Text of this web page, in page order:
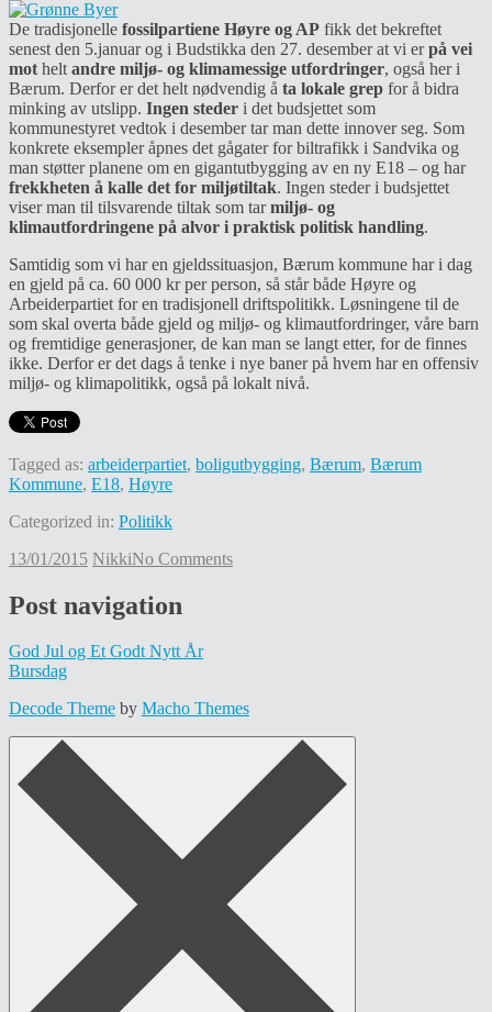
De tradisjonelle fossilpartiene Høyre og AP fikk det bekreftet
senest den 5.januar og i Budstikka den 27. desember at vi erpå vei
mot helt andre miljø- og klimamessige utfordringer, også her i
Bærum. Derfor er det helt nødvendig å ta lokale grep for å bidra
minking av utslipp. Ingen steder i det budsjettet som
kommunestyret vedtok i desember tar man dette innover seg. Som
konkrete eksempler åpnes det gågater for biltrafikk i Sandvika og
man støtter planene om en gigantutbygging av en ny E18 – og har
frekkheten å kalle det for miljøtiltak. Ingen steder i budsjettet
viser man til tilsvarende tiltak som tarmiljø- og
klimautfordringene på alvor i praktisk politisk handling.
Samtidig som vi har en gjeldssituasjon, Bærum kommune har i dag
en gjeld på ca. 60 000 kr per person, så står både Høyre og
Arbeiderpartiet for en tradisjonell driftspolitikk. Løsningene til de
som skal overta både gjeld og miljø- og klimautfordringer, våre barn
og fremtidige generasjoner, de kan man se langt etter, for de finnes
ikke. Derfor er det dags å tenke i nye baner på hvem har en offensiv
miljø- og klimapolitikk, også på lokalt nivå.
Tagged as: arbeiderpartiet, boligutbygging, Bærum, Bærum
Kommune, E18, Høyre
Categorized in: Politikk
13/01/2015 NikkiNo Comments
Post navigation
God Jul og Et Godt Nytt År
Bursdag
Decode Theme by Macho Themes